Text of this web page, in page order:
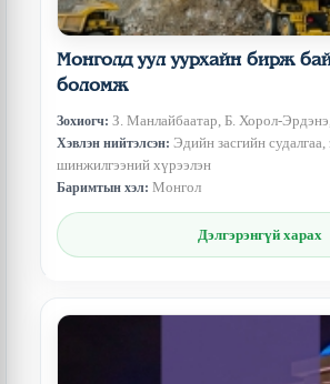
Монголд уул уурхайн бирж
боломж
Зохиогч: З. Манлайбаатар, Б. Хорол-
Хэвлэн нийтэлсэн: Эдийн засгийн
шинжилгээний хүрээлэн
Баримтын хэл: Монгол
Дэлгэрэнгүй харах